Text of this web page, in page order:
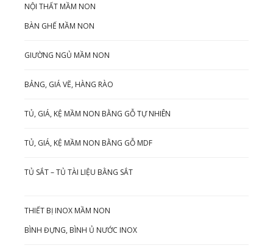
NỘI THẤT MẦM NON
BÀN GHẾ MẦM NON
GIƯỜNG NGỦ MẦM NON
BẢNG, GIÁ VẼ, HÀNG RÀO
TỦ, GIÁ, KỆ MẦM NON BẰNG GỖ TỰ NHIÊN
TỦ, GIÁ, KỆ MẦM NON BẰNG GỖ MDF
TỦ SẮT – TỦ TÀI LIỆU BẰNG SẮT
THIẾT BỊ INOX MẦM NON
BÌNH ĐỰNG, BÌNH Ủ NƯỚC INOX